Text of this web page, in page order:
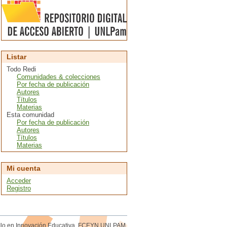
Listar
Todo Redi
Comunidades & colecciones
Por fecha de publicación
Autores
Títulos
Materias
Esta comunidad
Por fecha de publicación
Autores
Títulos
Materias
Mi cuenta
Acceder
Registro
en Innovación Educativa. FCEYN UNLPAM